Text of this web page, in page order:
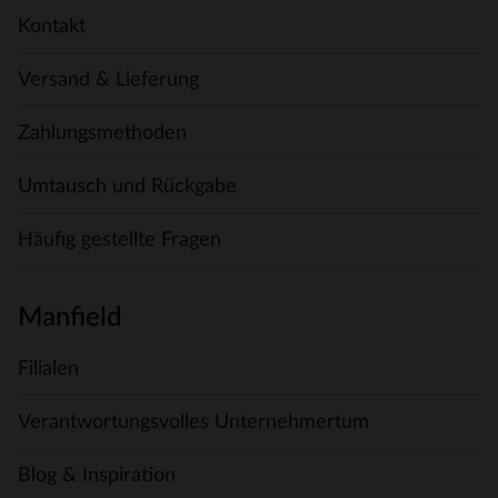
Kontakt
Versand & Lieferung
Zahlungsmethoden
Umtausch und Rückgabe
Häufig gestellte Fragen
Manfield
Filialen
Verantwortungsvolles Unternehmertum
Blog & Inspiration